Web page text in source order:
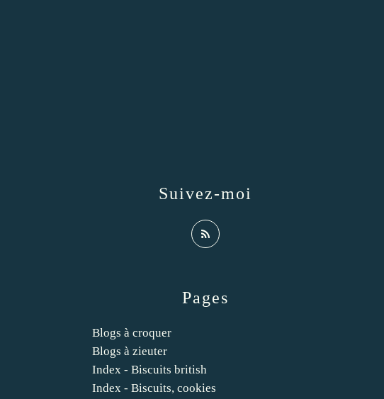
Pages
Blogs à croquer
Blogs à zieuter
Index - Biscuits british
Index - Biscuits, cookies
Suivez-moi